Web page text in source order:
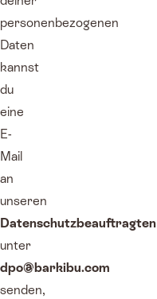
personenbezogenen
Daten
kannst
du
eine
E-
Mail
an
unseren
Datenschutzbeauftragten
unter
dpo@barkibu.com
senden,